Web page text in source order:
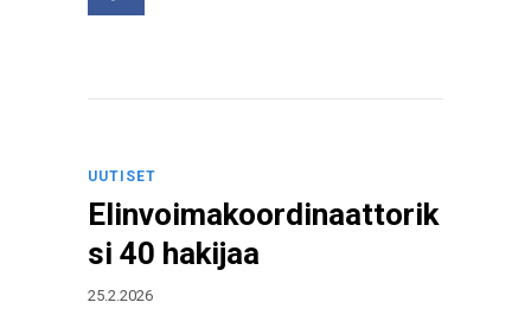
UUTISET
Elinvoimakoordinaattorik
si 40 hakijaa
25.2.2026